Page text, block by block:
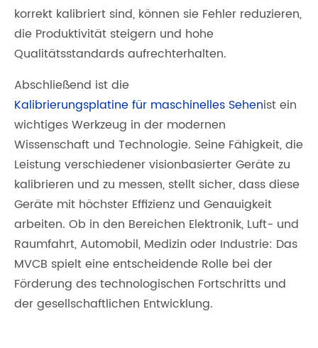
korrekt kalibriert sind, können sie Fehler reduzieren,
die Produktivität steigern und hohe
Qualitätsstandards aufrechterhalten.
Abschließend ist die
Kalibrierungsplatine für maschinelles Sehenist ein
wichtiges Werkzeug in der modernen
Wissenschaft und Technologie. Seine Fähigkeit, die
Leistung verschiedener visionbasierter Geräte zu
kalibrieren und zu messen, stellt sicher, dass diese
Geräte mit höchster Effizienz und Genauigkeit
arbeiten. Ob in den Bereichen Elektronik, Luft- und
Raumfahrt, Automobil, Medizin oder Industrie: Das
MVCB spielt eine entscheidende Rolle bei der
Förderung des technologischen Fortschritts und
der gesellschaftlichen Entwicklung.